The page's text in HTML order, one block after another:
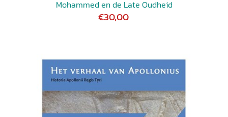
Mohammed en de Late Oudheid
€30,00